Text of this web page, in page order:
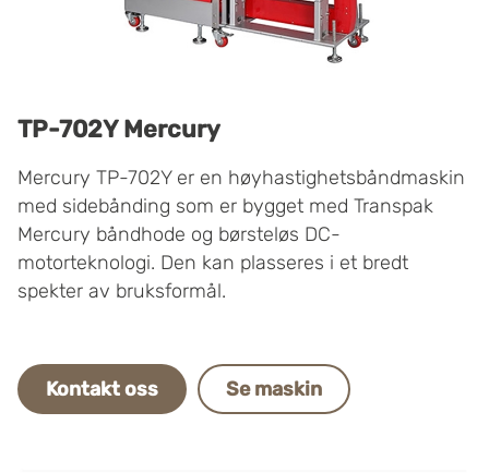
TP-702Y Mercury
Mercury TP-702Y er en høyhastighetsbåndmaskin
med sidebånding som er bygget med Transpak
Mercury båndhode og børsteløs DC-
motorteknologi. Den kan plasseres i et bredt
spekter av bruksformål.
Kontakt oss Se maskin